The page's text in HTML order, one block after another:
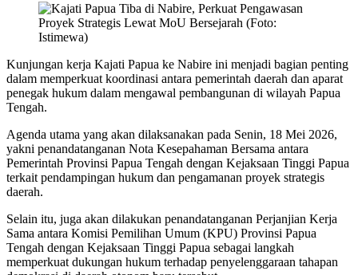
Kunjungan kerja Kajati Papua ke Nabire ini menjadi bagian penting
dalam memperkuat koordinasi antara pemerintah daerah dan aparat
penegak hukum dalam mengawal pembangunan di wilayah Papua
Tengah.
Agenda utama yang akan dilaksanakan pada Senin, 18 Mei 2026,
yakni penandatanganan Nota Kesepahaman Bersama antara
Pemerintah Provinsi Papua Tengah dengan Kejaksaan Tinggi Papua
terkait pendampingan hukum dan pengamanan proyek strategis
daerah.
Selain itu, juga akan dilakukan penandatanganan Perjanjian Kerja
Sama antara Komisi Pemilihan Umum (KPU) Provinsi Papua
Tengah dengan Kejaksaan Tinggi Papua sebagai langkah
memperkuat dukungan hukum terhadap penyelenggaraan tahapan